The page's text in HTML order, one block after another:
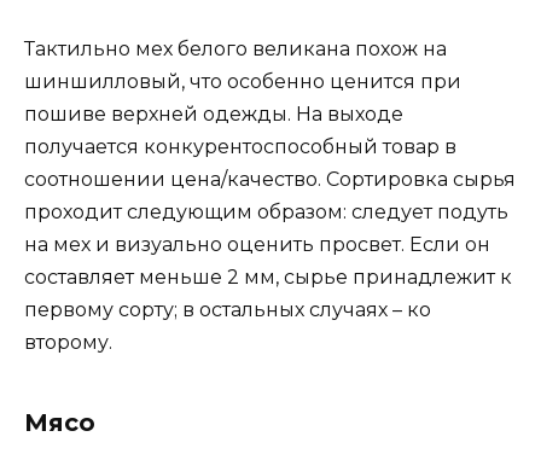
Тактильно мех белого великана похож на
шиншилловый, что особенно ценится при
пошиве верхней одежды. На выходе
получается конкурентоспособный товар в
соотношении цена/качество. Сортировка сырья
проходит следующим образом: следует подуть
на мех и визуально оценить просвет. Если он
составляет меньше 2 мм, сырье принадлежит к
первому сорту; в остальных случаях – ко
второму.
Мясо